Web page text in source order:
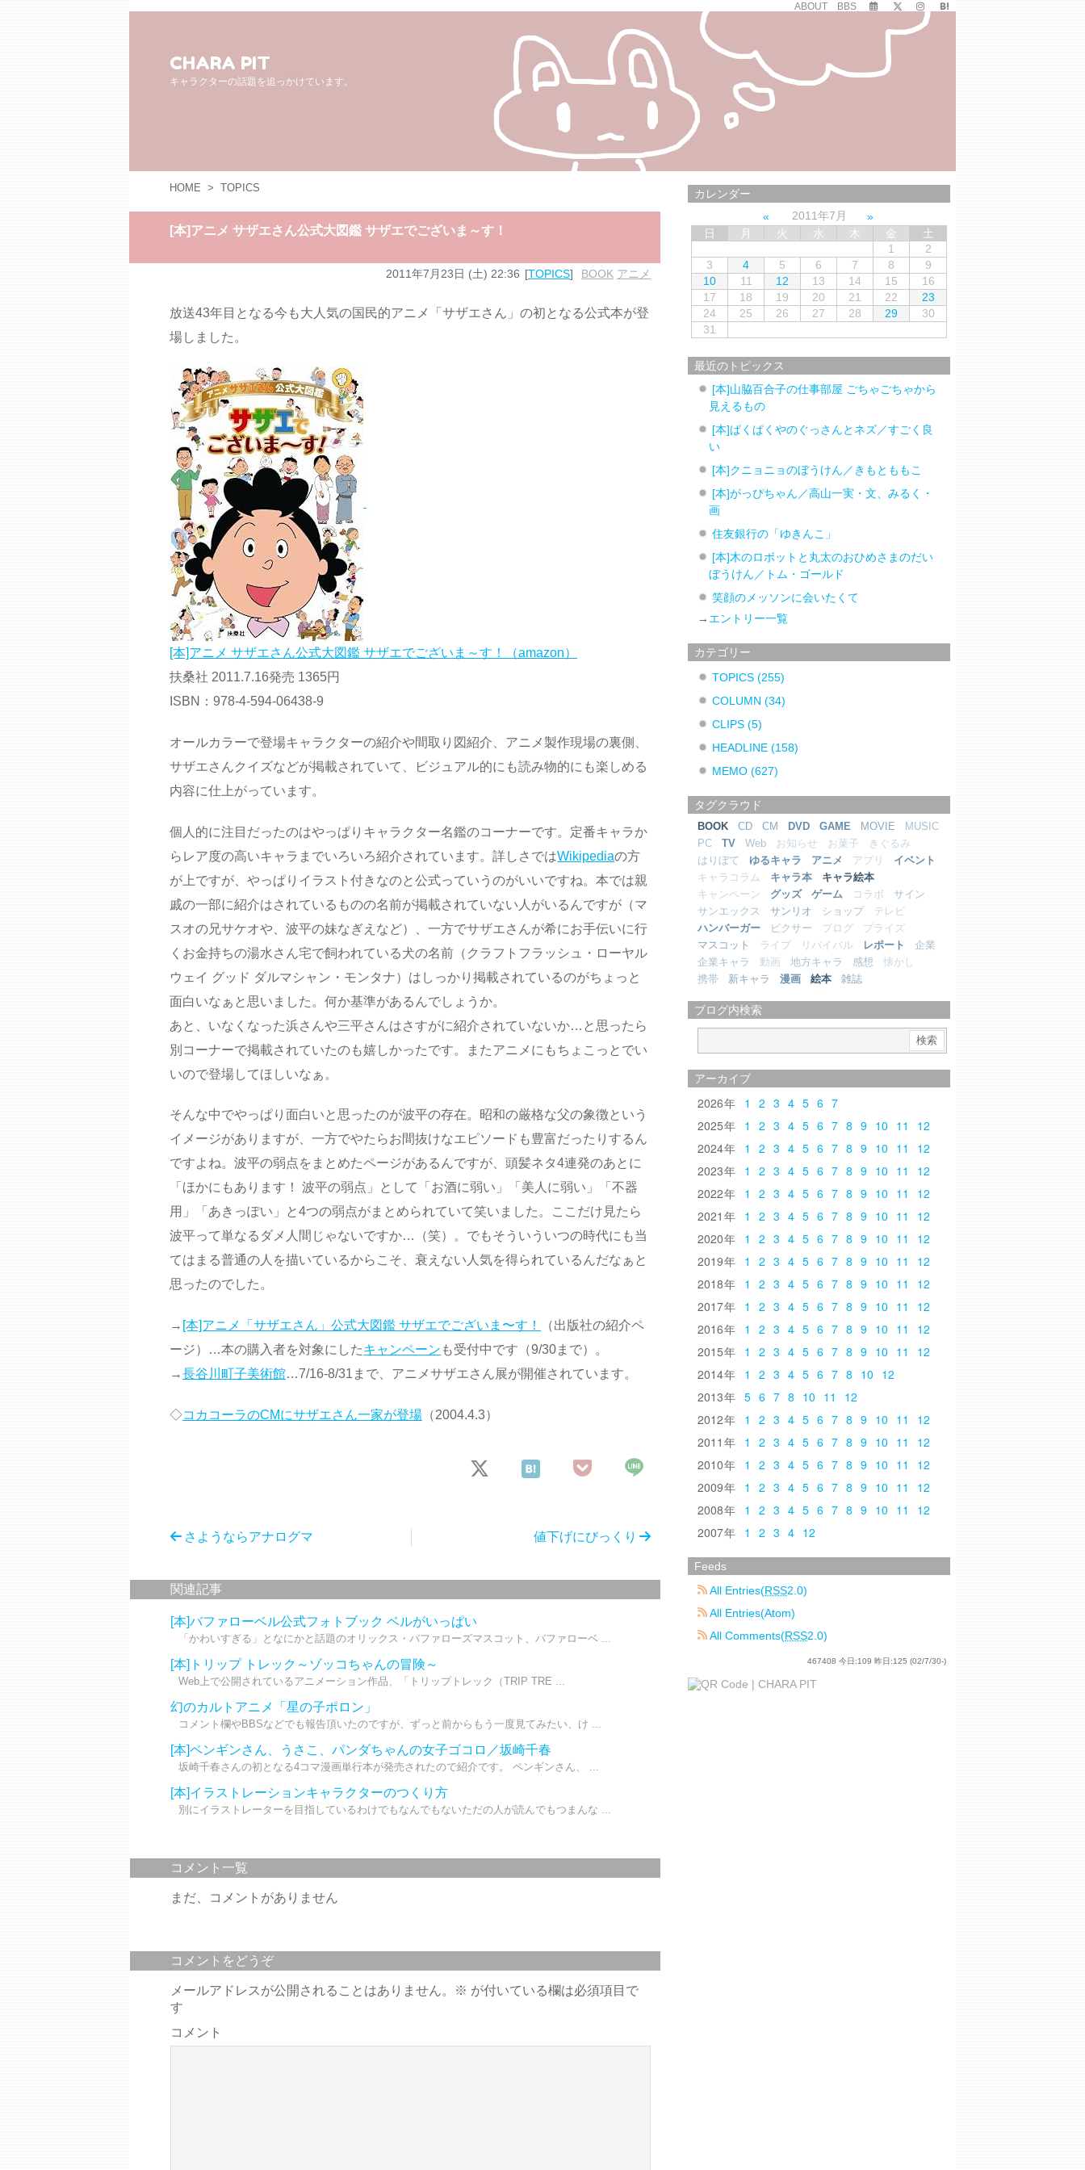
ABOUT BBS
CHARA PIT
キャラクターの話題を追っかけています。
HOME > TOPICS
[本]アニメ サザエさん公式大図鑑 サザエでございま～す！
2011年7月23日 (土) 22:36 TOPICS BOOK アニメ
放送43年目となる今も大人気の国民的アニメ「サザエさん」の初となる公式本が登
場しました。
[本]アニメ サザエさん公式大図鑑 サザエでございま～す！（amazon）
扶桑社 2011.7.16発売 1365円
ISBN：978-4-594-06438-9
オールカラーで登場キャラクターの紹介や間取り図紹介、アニメ製作現場の裏側、
サザエさんクイズなどが掲載されていて、ビジュアル的にも読み物的にも楽しめる
内容に仕上がっています。
個人的に注目だったのはやっぱりキャラクター名鑑のコーナーです。定番キャラか
らレア度の高いキャラまでいろいろ紹介されています。詳しさではWikipediaの方
が上ですが、やっぱりイラスト付きなのと公式っていうのがいいですね。本では親
戚の一部に紹介はされているものの名前が掲載されていない人がいるんですが（マ
スオの兄サケオや、波平の妹なぎえなど）、一方でサザエさんが希にお手伝いに行
くお金持ちの湯水さん宅で飼われている犬の名前（クラフトフラッシュ・ローヤル
ウェイ グッド ダルマシャン・モンタナ）はしっかり掲載されているのがちょっと
面白いなぁと思いました。何か基準があるんでしょうか。
あと、いなくなった浜さんや三平さんはさすがに紹介されていないか…と思ったら
別コーナーで掲載されていたのも嬉しかったです。またアニメにもちょこっとでい
いので登場してほしいなぁ。
そんな中でやっぱり面白いと思ったのが波平の存在。昭和の厳格な父の象徴という
イメージがありますが、一方でやたらお間抜けなエピソードも豊富だったりするん
ですよね。波平の弱点をまとめたページがあるんですが、頭髪ネタ4連発のあとに
「ほかにもあります！ 波平の弱点」として「お酒に弱い」「美人に弱い」「不器
用」「あきっぽい」と4つの弱点がまとめられていて笑いました。ここだけ見たら
波平って単なるダメ人間じゃないですか…（笑）。でもそういういつの時代にも当
てはまる普通の人を描いているからこそ、衰えない人気を得られているんだなぁと
思ったのでした。
→ [本]アニメ「サザエさん」公式大図鑑 サザエでございま〜す！
（出版社の紹介ペ
ージ）…本の購入者を対象にしたキャンペーン も受付中です（9/30まで）。
→長谷川町子美術館…7/16-8/31まで、アニメサザエさん展が開催されています。
◇コカコーラのCMにサザエさん一家が登場 （2004.4.3）
値下げにびっくり
さようならアナログマ
関連記事
[本]バファローベル公式フォトブック ベルがいっぱい
「かわいすぎる」となにかと話題のオリックス・バファローズマスコット、バファローベ ...
[本]トリップ トレック～ゾッコちゃんの冒険～
Web上で公開されているアニメーション作品、「トリップトレック（TRIP TRE ...
幻のカルトアニメ「星の子ポロン」
コメント欄やBBSなどでも報告頂いたのですが、ずっと前からもう一度見てみたい、け ...
[本]ペンギンさん、うさこ、パンダちゃんの女子ゴコロ／坂崎千春
坂崎千春さんの初となる4コマ漫画単行本が発売されたので紹介です。 ペンギンさん、 ...
[本]イラストレーションキャラクターのつくり方
別にイラストレーターを目指しているわけでもなんでもないただの人が読んでもつまんな ...
コメント一覧
まだ、コメントがありません
コメントをどうぞ
メールアドレスが公開されることはありません。 ※ が付いている欄は必須項目で
す
コメント
カレンダー
2011年7月
日
月 火 水 木 金
土
1
2
3
4 5 6 7 8
9
10
11 12 13 14 15
16
17
18 19 20 21 22
23
24
25 26 27 28 29
30
31
最近のトピックス
[本]山脇百合子の仕事部屋 ごちゃごちゃから
見えるもの
[本]ぱくぱくやのぐっさんとネズ／すごく良
い
[本]クニョニョのぼうけん／きもとももこ
[本]がっぴちゃん／高山一実・文、みるく・
画
住友銀行の「ゆきんこ」
[本]木のロボットと丸太のおひめさまのだい
ぼうけん／トム・ゴールド
笑顔のメッソンに会いたくて
→ エントリー一覧
カテゴリー
TOPICS(255)
COLUMN(34)
CLIPS(5)
HEADLINE(158)
MEMO(627)
タグクラウド
BOOK CD CM DVD GAME MOVIE
MUSIC
PC
TV Web お知らせ お菓子
きぐるみ
はりぼて
ゆるキャラ アニメ アプリ
イベント
キャラコラム
キャラ本
キャラ絵本
キャンペーン
グッズ ゲーム コラボ
サイン
サンエックス
サンリオ ショップ
テレビ
ハンバーガー
ピクサー ブログ
プライズ
マスコット
ライブ リバイバル レポート
企業
企業キャラ
動画 地方キャラ 感想
懐かし
携帯
新キャラ 漫画 絵本 雑誌
ブログ内検索
アーカイブ
2026 1 2 3 4 5 6 7
2025
1 2 3 4 5 6 7 8 9 10 11
12
2024
1 2 3 4 5 6 7 8 9 10 11
12
2023
1 2 3 4 5 6 7 8 9 10 11
12
2022
1 2 3 4 5 6 7 8 9 10 11
12
2021
1 2 3 4 5 6 7 8 9 10 11
12
2020
1 2 3 4 5 6 7 8 9 10 11
12
2019
1 2 3 4 5 6 7 8 9 10 11
12
2018
1 2 3 4 5 6 7 8 9 10 11
12
2017
1 2 3 4 5 6 7 8 9 10 11
12
2016
1 2 3 4 5 6 7 8 9 10 11
12
2015
1 2 3 4 5 6 7 8 9 10 11
12
2014
1 2 3 4 5 6 7 8 10 12
2013
5 6 7 8 10 11
12
2012
1 2 3 4 5 6 7 8 9 10 11
12
2011
1 2 3 4 5 6 7 8 9 10 11
12
2010
1 2 3 4 5 6 7 8 9 10 11
12
2009
1 2 3 4 5 6 7 8 9 10 11
12
2008
1 2 3 4 5 6 7 8 9 10 11
12
2007
1 2 3 4 12
Feeds
All Entries(RSS2.0)
All Entries(Atom)
All Comments(RSS2.0)
467408 今日:109 昨日:125 (02/7/30-)